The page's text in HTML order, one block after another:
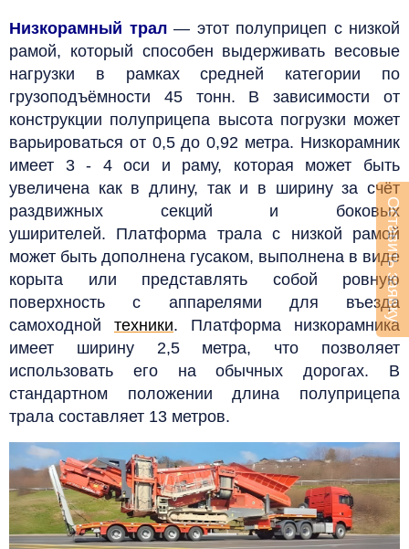
Низкорамный трал— этот полуприцеп с низкой
рамой, который способен выдерживать весовые
нагрузки в рамках средней категории по
грузоподъёмности 45 тонн. В зависимости от
конструкции полуприцепа высота погрузки может
варьироваться от 0,5 до 0,92 метра. Низкорамник
имеет 3 - 4 оси и раму, которая может быть
увеличена как в длину, так и в ширину за счёт
раздвижных секций и боковых
уширителей. Платформа трала с низкой рамой
может быть дополнена гусаком, выполнена в виде
корыта или представлять собой ровную
поверхность с аппарелями для въезда
самоходной техники. Платформа низкорамника
имеет ширину 2,5 метра, что позволяет
использовать его на обычных дорогах. В
стандартном положении длина полуприцепа
трала составляет 13 метров.
Оставить заявку